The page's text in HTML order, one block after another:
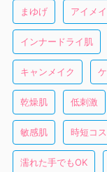
まゆげ アイメ
インナードライ肌
キャンメイク
乾燥肌 低刺激
敏感肌 時短コ
濡れた手でもOK